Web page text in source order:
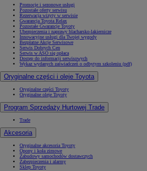
Promocje i sezonowe usługi
Pozostałe oferty serwisu
Rezerwacja wizyty w serwisie
Gwarancja Toyota Relax
Pozostałe Gwarancje Toyoty
Ubezpieczenia i naprawy blacharsko-lakiernicze
Innowacyjne usługi dla Twojej wygody
Bezpłatne Akcje Serwisowe
Serwis Dobrych Cen
Serwis w ASO się opłaca
Dostęp do informacji serwisowych
Wykaz wydanych zaświadczeń o odbytym szkoleniu (pdf)
Oryginalne części i oleje Toyota
Oryginalne części Toyoty
Oryginalne oleje Toyoty
Program Sprzedaży Hurtowej Trade
Trade
Akcesoria
Oryginalne akcesoria Toyoty
Opony i koła zimowe
Zabudowy samochodów dostawczych
Zabezpieczenia i alarmy
Sklep Toyoty